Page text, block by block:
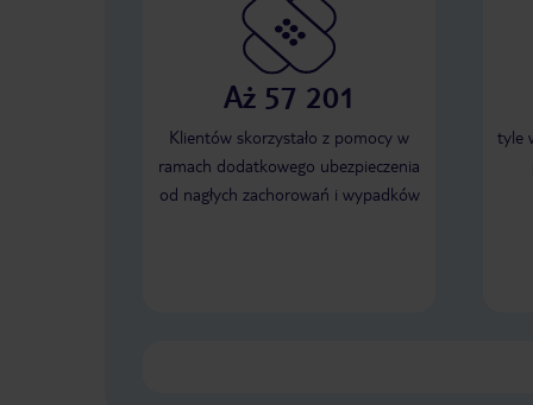
Aż 57 201
Klientów skorzystało z pomocy w
ramach dodatkowego ubezpieczenia
od nagłych zachorowań i wypadków
tyle